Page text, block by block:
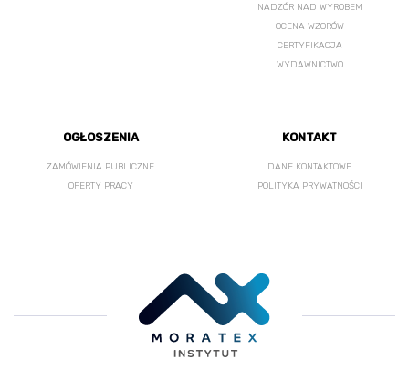
NADZÓR NAD WYROBEM
OCENA WZORÓW
CERTYFIKACJA
WYDAWNICTWO
OGŁOSZENIA
ZAMÓWIENIA PUBLICZNE
OFERTY PRACY
KONTAKT
DANE KONTAKTOWE
POLITYKA PRYWATNOŚCI